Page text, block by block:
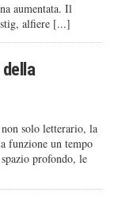
aumentata. Il
alfiere [...]
solo letterario, la
funzione un tempo
profondo, le